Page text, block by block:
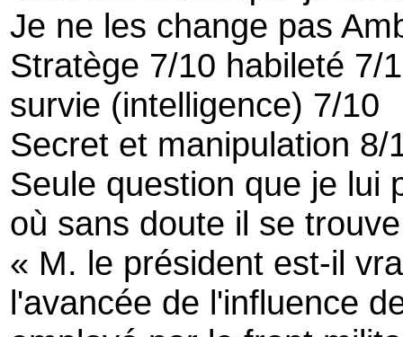
Je ne les change pas
Stratège 7/10 habileté 7/
survie (intelligence) 7/10
Secret et manipulation 8/
Seule question que je lui
où sans doute il se
« M. le président est-il
l'avancée de l'influence